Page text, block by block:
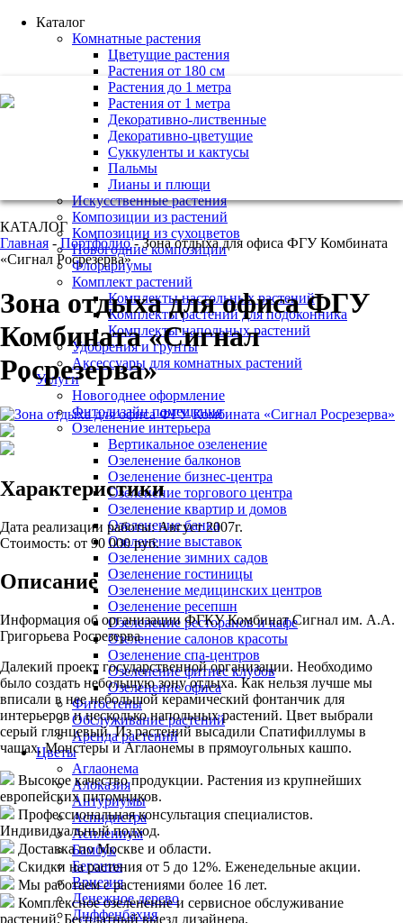
Каталог
Комнатные растения
Цветущие растения
Растения от 180 см
Растения до 1 метра
Растения от 1 метра
Декоративно-лиственные
Декоративно-цветущие
Суккуленты и кактусы
Пальмы
Лианы и плющи
Искусственные растения
Композиции из растений
Композиции из сухоцветов
Новогодние композиции
Флорариумы
Комплект растений
Комплекты настольных растений
Комплекты растений для подоконника
Комплекты напольных растений
Удобрения и грунты
Аксессуары для комнатных растений
Услуги
Новогоднее оформление
Фитодизайн помещения
Озеленение интерьера
Вертикальное озеленение
Озеленение балконов
Озеленение бизнес-центра
Озеленение торгового центра
Озеленение квартир и домов
Озеленение банка
Озеленение выставок
Озеленение зимних садов
Озеленение гостиницы
Озеленение медицинских центров
Озеленение ресепшн
Озеленение ресторанов и кафе
Озеленение салонов красоты
Озеленение спа-центров
Озеленение фитнес клубов
Озеленение офиса
Фитостены
Обслуживание растений
Аренда растений
Цветы
Аглаонема
Алоказия
Антуриумы
Аспидистра
Асплениум
Бамбук
Бегония
Вриезия
Денежное дерево
Диффенбахия
КАТАЛОГ
Главная - Портфолио - Зона отдыха для офиса ФГУ Комбината
«Сигнал Росрезерва»
Зона отдыха для офиса ФГУ
Комбината «Сигнал
Росрезерва»
Характеристики
Дата реализации работы:Август 2007г.
Стоимость: от 90 000 руб.
Описание
Информация об организации ФГКУ Комбинат Сигнал им. А.А.
Григорьева Росрезерва.
Далекий проект государственной организации. Необходимо
было создать небольшую зону отдыха. Как нельзя лучше мы
вписали в нее небольшой керамический фонтанчик для
интерьеров и несколько напольных растений. Цвет выбрали
серый глянцевый. Из растений высадили Спатифиллумы в
чашах, Монстеры и Аглаонемы в прямоугольных кашпо.
Высокое качество продукции. Растения из крупнейших
европейских питомников.
Профессиональная консультация специалистов.
Индивидуальный подход.
Доставкапо Москве и области.
Скидки на растения от 5 до 12%. Еженедельные акции.
Мы работаем с растениями более 16 лет.
Комплексное озеленениеи сервисное обслуживание
растений. Бесплатный выезд дизайнера.